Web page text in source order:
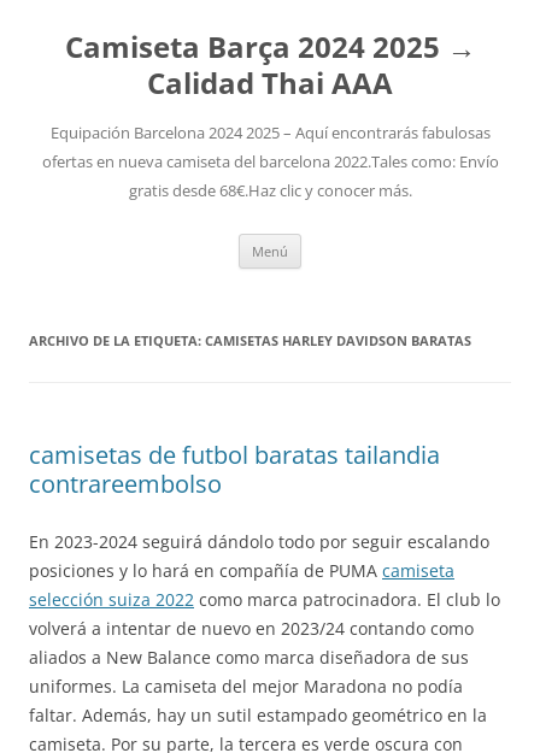
Camiseta Barça 2024 2025 →
Calidad Thai AAA
Equipación Barcelona 2024 2025 – Aquí encontrarás fabulosas
ofertas en nueva camiseta del barcelona 2022.Tales como: Envío
gratis desde 68€.Haz clic y conocer más.
Menú
ARCHIVO DE LA ETIQUETA: CAMISETAS HARLEY DAVIDSON BARATAS
camisetas de futbol baratas tailandia
contrareembolso
En 2023-2024 seguirá dándolo todo por seguir escalando
posiciones y lo hará en compañía de PUMA camiseta
selección suiza 2022 como marca patrocinadora. El club lo
volverá a intentar de nuevo en 2023/24 contando como
aliados a New Balance como marca diseñadora de sus
uniformes. La camiseta del mejor Maradona no podía
faltar. Además, hay un sutil estampado geométrico en la
camiseta. Por su parte, la tercera es verde oscura con